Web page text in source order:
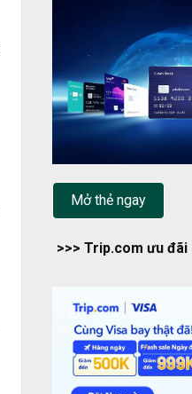
Mở thẻ ngay
>>> Trip.com ưu